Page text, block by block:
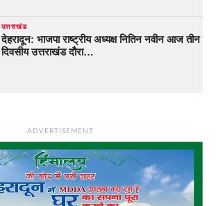
उत्तराखंड
देहरादून: भाजपा राष्ट्रीय अध्यक्ष नितिन नवीन आज तीन
दिवसीय उत्तराखंड दौरा…
ADVERTISEMENT